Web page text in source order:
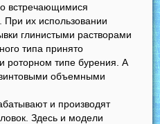
встречающимися
При их использовании
глинистыми растворами
типа принято
роторном типе бурения. А
объемными
и производят
Здесь и модели